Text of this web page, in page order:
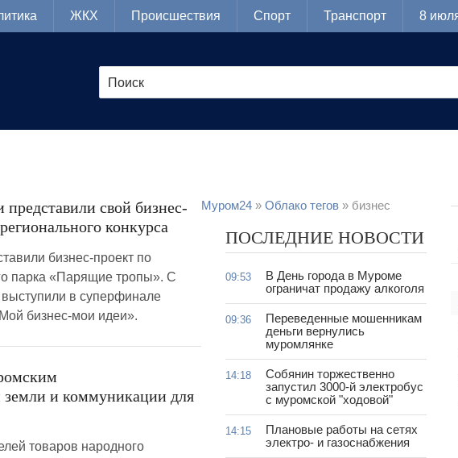
ЖКХ Происшествия Спорт Транспорт 8
Муром24 » Облако тегов » бизнес
свой бизнес-
конкурса
бизнес-проект по
парка «Парящие тропы». С
в суперфинале
бизнес-мои идеи».
земли и коммуникации для
товаров народного
ПОСЛЕДНИЕ НОВОСТИ
09:53
В День города в Муроме
ограничат продажу алкоголя
09:36
Переведенные мошенникам
деньги вернулись
муромлянке
14:18
Собянин торжественно
запустил 3000-й электробус
с муромской "ходовой"
14:15
Плановые работы на сетях
электро- и газоснабжения